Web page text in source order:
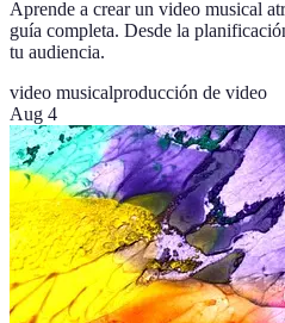
Aprende a crear un video musical
guía completa. Desde la
tu audiencia.
video musicalproducción de video
Aug 4